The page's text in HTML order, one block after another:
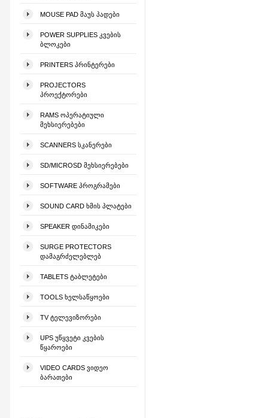
MOUSE PAD ᲛᲐᲣᲡ ᲞᲐᲓᲔᲑᲘ
POWER SUPPLIES ᲙᲕᲔᲑᲘᲡ
ᲑᲚᲝᲙᲔᲑᲘ
PRINTERS ᲞᲠᲘᲜᲢᲔᲠᲔᲑᲘ
PROJECTORS
ᲞᲠᲝᲔᲥᲢᲝᲠᲔᲑᲘ
RAMS ᲝᲞᲔᲠᲐᲢᲘᲣᲚᲘ
ᲛᲔᲮᲡᲘᲔᲠᲔᲑᲔᲑᲘ
SCANNERS ᲡᲙᲐᲜᲔᲠᲔᲑᲘ
SD/MICROSD ᲛᲔᲮᲡᲘᲔᲠᲔᲑᲔᲑᲘ
SOFTWARE ᲞᲠᲝᲒᲠᲐᲛᲔᲑᲘ
SOUND CARD ᲮᲛᲘᲡ ᲞᲚᲐᲢᲔᲑᲘ
SPEAKER ᲓᲘᲜᲐᲛᲘᲙᲔᲑᲘ
SURGE PROTECTORS
ᲓᲐᲛᲐᲒᲠᲫᲔᲚᲔᲑᲚᲔᲑ
TABLETS ᲢᲐᲑᲚᲔᲢᲔᲑᲘ
TOOLS ᲮᲔᲚᲡᲐᲬᲧᲝᲔᲑᲘ
TV ᲢᲔᲚᲔᲕᲘᲖᲝᲠᲔᲑᲘ
UPS ᲣᲬᲧᲕᲔᲢᲘ ᲙᲕᲔᲑᲘᲡ
ᲬᲧᲐᲠᲝᲔᲑᲘ
VIDEO CARDS ᲕᲘᲓᲔᲝ
ᲑᲐᲠᲐᲗᲔᲑᲘ